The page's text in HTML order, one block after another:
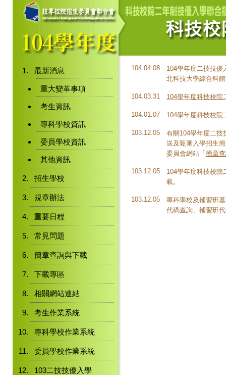
最新消息
重大變革事項
考生資訊
專科學校資訊
委員學校資訊
其他資訊
招生學校
規章辦法
重要日程
常見問題
簡章查詢與下載
下載專區
相關網站連結
考生作業系統
專科學校作業系統
委員學校作業系統
103二技技優入學
104.04.08
104學年度二技技優
北科技大學綜合科
104.03.31 104學年度科技校
104.01.07 104學年度科技校
103.12.05
有關104學年度二技
送及甄審入學招生
委員會網站「 簡章
103.12.05
104學年度科技校
載。
103.12.05
專科學校及補習班
代碼查詢、 補習班